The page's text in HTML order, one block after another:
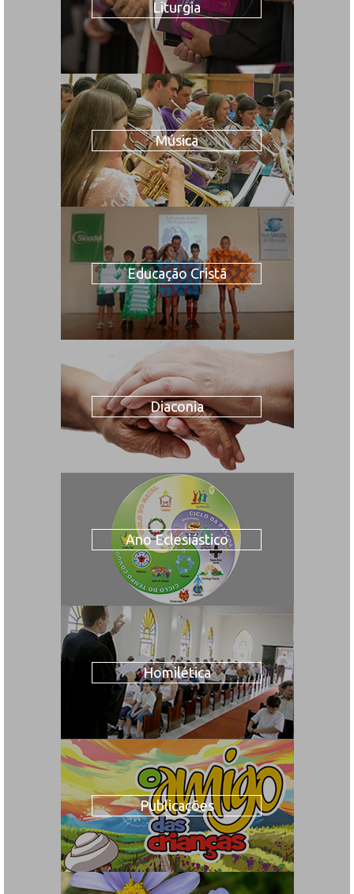
Liturgia
Música
Educação Cristã
Diaconia
Ano Eclesiástico
Homilética
Publicações